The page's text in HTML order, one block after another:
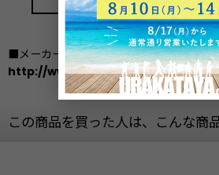
■メーカーサイト
http://www.tamatech.co.jp/
この商品を買った人は、こんな商